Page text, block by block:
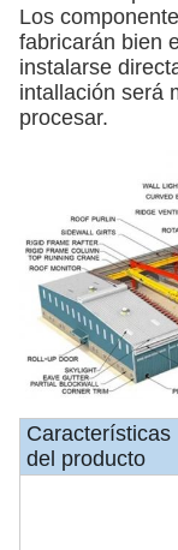
Los
fabricarán bien
instalarse
intallación será
procesar.
Características
del producto